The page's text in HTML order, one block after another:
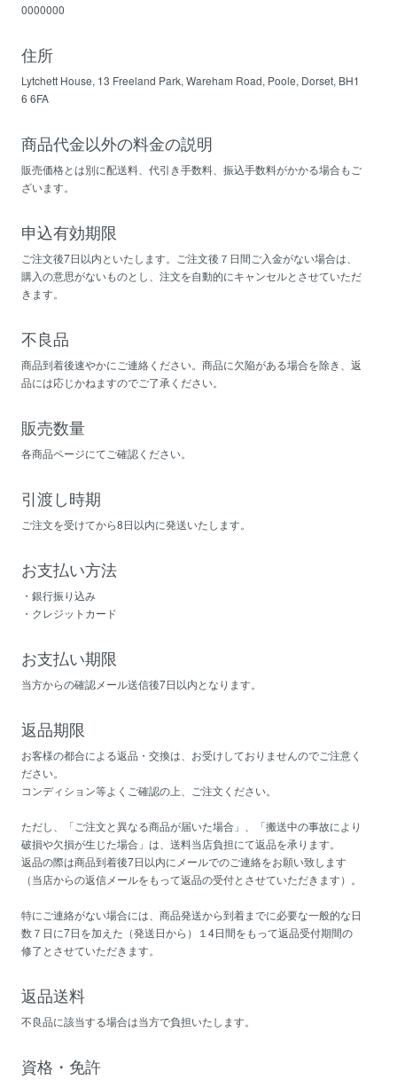
0000000
住所
Lytchett House, 13 Freeland Park, Wareham Road, Poole, Dorset, BH1
6 6FA
商品代金以外の料金の説明
販売価格とは別に配送料、代引き手数料、振込手数料がかかる場合もご
ざいます。
申込有効期限
ご注文後7日以内といたします。ご注文後７日間ご入金がない場合は、
購入の意思がないものとし、注文を自動的にキャンセルとさせていただ
きます。
不良品
商品到着後速やかにご連絡ください。商品に欠陥がある場合を除き、返
品には応じかねますのでご了承ください。
販売数量
各商品ページにてご確認ください。
引渡し時期
ご注文を受けてから8日以内に発送いたします。
お支払い方法
・銀行振り込み
・クレジットカード
お支払い期限
当方からの確認メール送信後7日以内となります。
返品期限
お客様の都合による返品・交換は、お受けしておりませんのでご注意く
ださい。
コンディション等よくご確認の上、ご注文ください。
ただし、「ご注文と異なる商品が届いた場合」、「搬送中の事故により
破損や欠損が生じた場合」は、送料当店負担にて返品を承ります。
返品の際は商品到着後7日以内にメールでのご連絡をお願い致します
（当店からの返信メールをもって返品の受付とさせていただきます）。
特にご連絡がない場合には、商品発送から到着までに必要な一般的な日
数７日に7日を加えた（発送日から）１4日間をもって返品受付期間の
修了とさせていただきます。
返品送料
不良品に該当する場合は当方で負担いたします。
資格・免許